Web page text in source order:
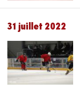
31 juillet 2022